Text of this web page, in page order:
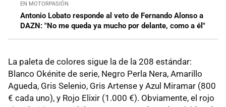
EN MOTORPASIÓN
Antonio Lobato responde al veto de Fernando Alonso a
DAZN: "No me queda ya mucho por delante, como a él"
La paleta de colores sigue la de la 208 estándar:
Blanco Okénite de serie, Negro Perla Nera, Amarillo
Agueda, Gris Selenio, Gris Artense y Azul Miramar (800
€ cada uno), y Rojo Elixir (1.000 €). Obviamente, el rojo